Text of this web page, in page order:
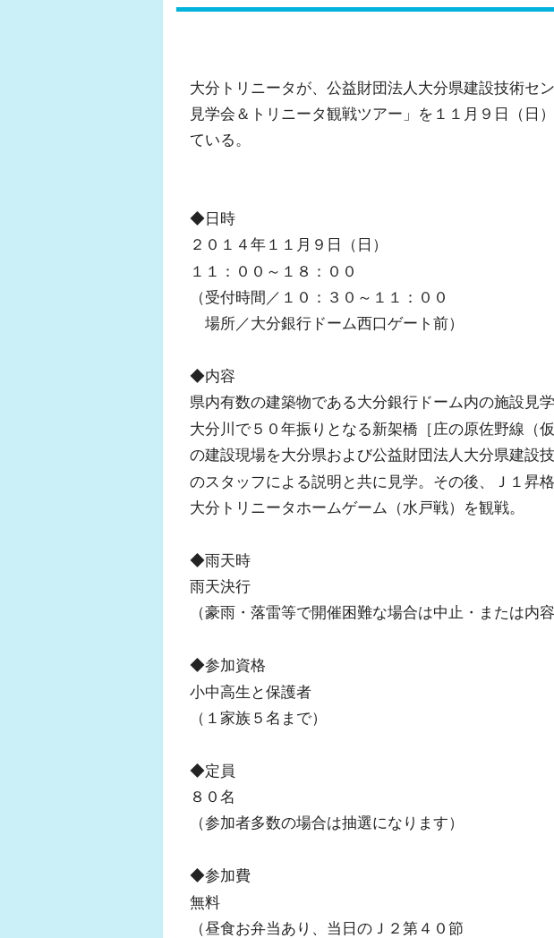
大分トリニータが、公益財団法人大分県建設技術セ
見学会＆トリニータ観戦ツアー」を１１月９日（日
ている。
◆日時
２０１４年１１月９日（日）
１１：００～１８：００
（受付時間／１０：３０～１１：００
場所／大分銀行ドーム西口ゲート前）
◆内容
県内有数の建築物である大分銀行ドーム内の施設見学
大分川で５０年振りとなる新架橋［庄の原佐野線（仮
の建設現場を大分県および公益財団法人大分県建設
のスタッフによる説明と共に見学。その後、Ｊ１昇
大分トリニータホームゲーム（水戸戦）を観戦。
◆雨天時
雨天決行
（豪雨・落雷等で開催困難な場合は中止・または内
◆参加資格
小中高生と保護者
（１家族５名まで）
◆定員
８０名
（参加者多数の場合は抽選になります）
◆参加費
無料
（昼食お弁当あり、当日のＪ２第４０節